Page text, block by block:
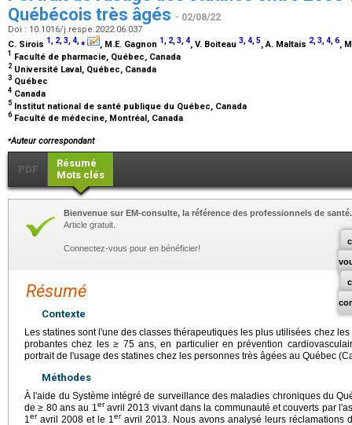
Québécois très âgés - 02/08/22
Doi : 10.1016/j.respe.2022.06.037
C. Sirois 1, 2,3,4,⁎ , M.E. Gagnon 1, 2,3,4, V. Boiteau 3,4,5, A. Maltais 2,3,4,6,
1 Faculté de pharmacie, Québec, Canada
2 Université Laval, Québec, Canada
3 Québec
4 Canada
5 Institut national de santé publique du Québec, Canada
6Faculté de médecine, Montréal, Canada
⁎Auteur correspondant
PDF
Résumé
Mots clés
Bienvenue sur EM-consulte, la référence des professionnels de santé.
Article gratuit.
Connectez-vous pour en bénéficier!
Résumé
Contexte
Les statines sont l'une des classes thérapeutiques les plus utilisées chez
probantes chez les ≥ 75 ans, en particulier en prévention
portrait de l'usage des statines chez les personnes très âgées au Québec
Méthodes
À l'aide du Système intégré de surveillance des maladies chroniques du
de ≥ 80 ans au 1 eravril 2013 vivant dans la communauté et couverts par
1 eravril 2008 et le 1 eravril 2013. Nous avons analysé leurs réclamations